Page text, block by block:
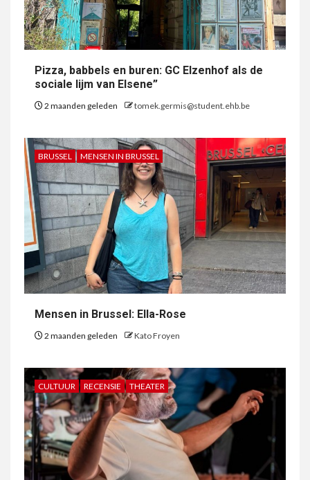
Pizza, babbels en buren: GC Elzenhof als de
sociale lijm van Elsene”
2 maanden geleden tomek.germis@student.ehb.be
BRUSSEL MENSEN IN BRUSSEL
Mensen in Brussel: Ella-Rose
2 maanden geleden Kato Froyen
CULTUUR RECENSIE THEATER